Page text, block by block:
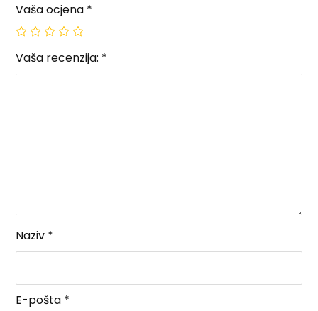
Vaša ocjena *
Vaša recenzija: *
Naziv *
E-pošta *